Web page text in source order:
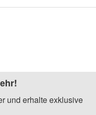
und erhalte exklusive